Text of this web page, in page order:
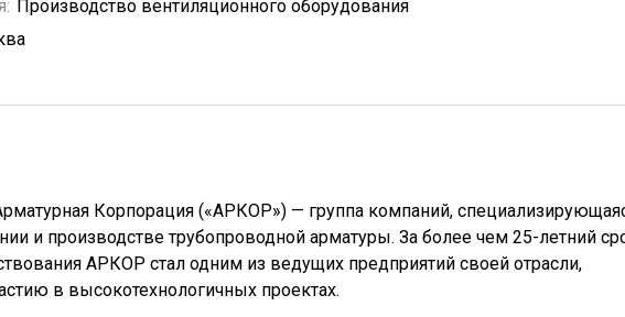
Производство вентиляционного оборудования
Корпорация («АРКОР») — группа компаний,
и производстве трубопроводной арматуры. За более чем 25-летний
АРКОР стал одним из ведущих предприятий своей отрасли,
в высокотехнологичных проектах.